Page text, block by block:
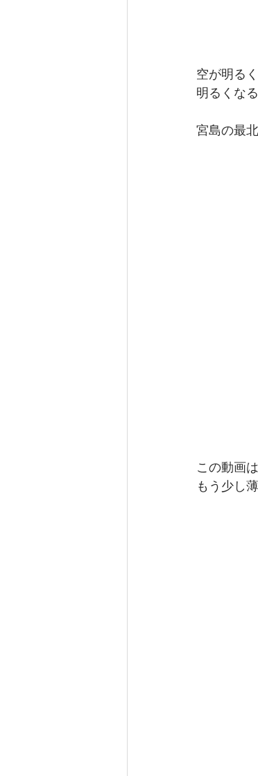
空が明る
明るくな
宮島の最
この動画
もう少し